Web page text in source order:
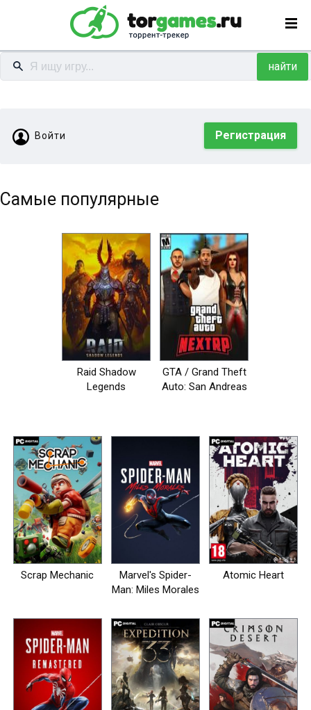
найти
Войти Регистрация
Самые популярные
Raid Shadow
Legends
GTA / Grand Theft
Auto: San Andreas
Scrap Mechanic
Marvel's Spider-
Man: Miles Morales
Atomic Heart